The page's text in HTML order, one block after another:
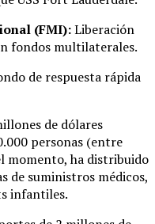
(FMI):Liberación
fondos multilaterales.
de respuesta rápida
de dólares
personas (entre
momento, ha distribuido
de suministros médicos,
infantiles.